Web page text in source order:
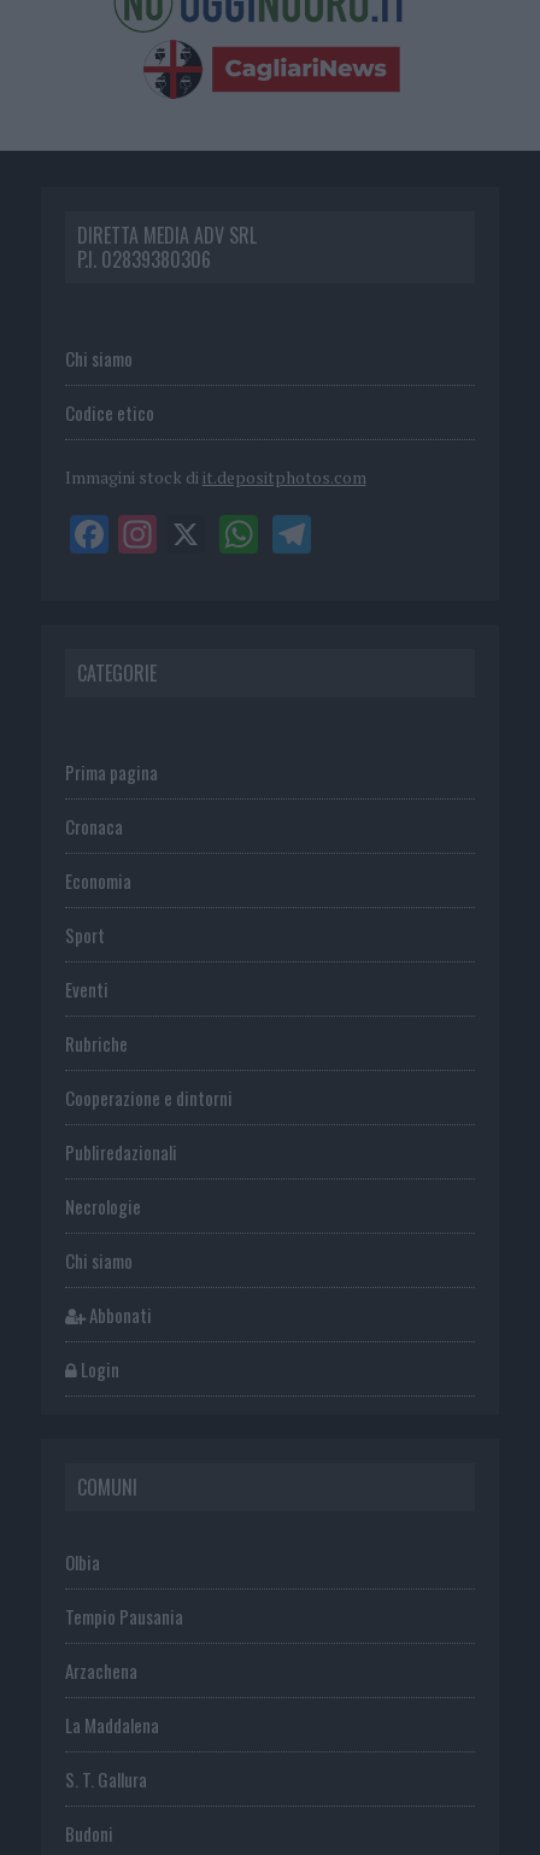
DIRETTA MEDIA ADV SRL
P.I. 02839380306
Chi siamo
Codice etico
Immagini stock di it.depositphotos.com
CATEGORIE
Prima pagina
Cronaca
Economia
Sport
Eventi
Rubriche
Cooperazione e dintorni
Publiredazionali
Necrologie
Chi siamo
Abbonati
Login
COMUNI
Olbia
Tempio Pausania
Arzachena
La Maddalena
S. T. Gallura
Budoni